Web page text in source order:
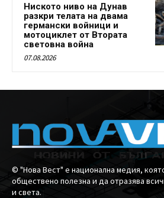
Ниското ниво на Дунав
разкри телата на двама
германски войници и
мотоциклет от Втората
световна война
07.08.2026
© "Нова Вест" е национална медия,
обществено полезна и да отразява
и света.